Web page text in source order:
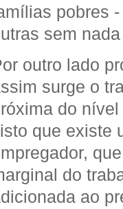
pobres
sem
outro lado
surge o
do
que existe
do
ao